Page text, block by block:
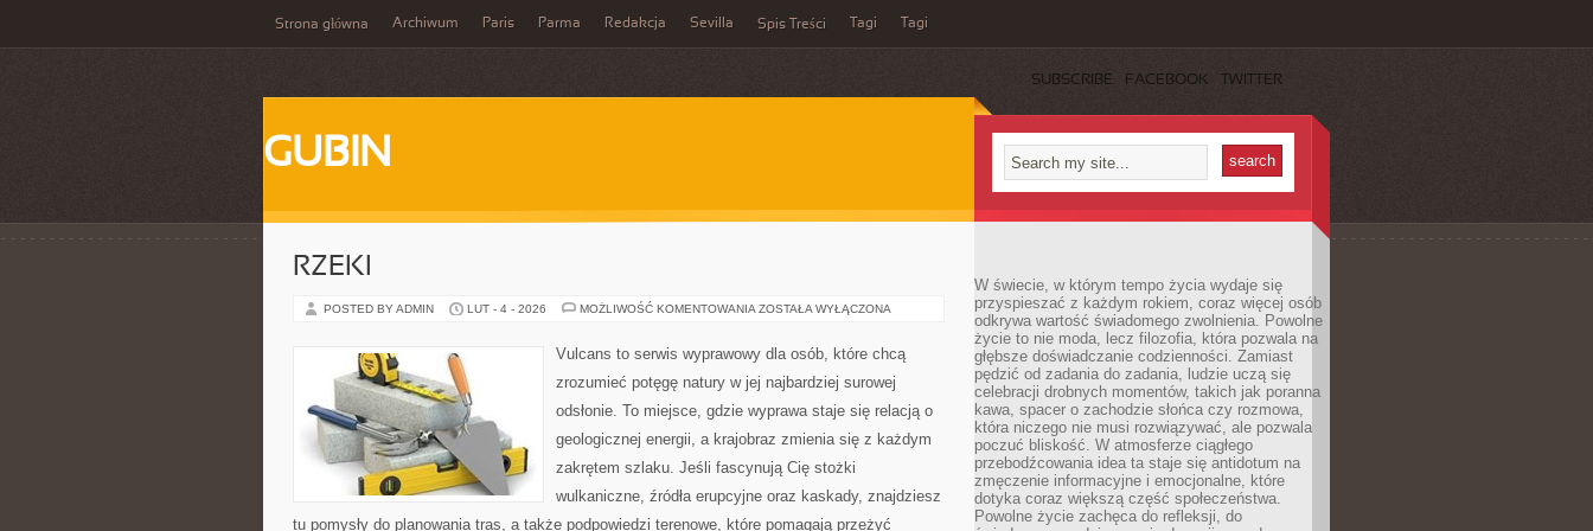
Strona główna Archiwum Paris Parma Redakcja Sevilla Spis Treści Tagi Tagi
SUBSCRIBE FACEBOOK TWITTER
GUBIN
RZEKI
POSTED BY ADMIN LUT - 4 - 2026 MOŻLIWOŚĆ KOMENTOWANIA RZEKI
ZOSTAŁA WYŁĄCZONA
Vulcans to serwis wyprawowy dla osób, które chcą
zrozumieć potęgę natury w jej najbardziej surowej
odsłonie. To miejsce, gdzie wyprawa staje się relacją o
geologicznej energii, a krajobraz zmienia się z każdym
zakrętem szlaku. Jeśli fascynują Cię stożki
wulkaniczne, źródła erupcyjne oraz kaskady, znajdziesz
tu pomysły do planowania tras, a także podpowiedzi terenowe, które pomagają przeżyć
W świecie, w którym tempo życia wydaje się
przyspieszać z każdym rokiem, coraz więcej osób
odkrywa wartość świadomego zwolnienia. Powolne
życie to nie moda, lecz filozofia, która pozwala na
głębsze doświadczanie codzienności. Zamiast
pędzić od zadania do zadania, ludzie uczą się
celebracji drobnych momentów, takich jak poranna
kawa, spacer o zachodzie słońca czy rozmowa,
która niczego nie musi rozwiązywać, ale pozwala
poczuć bliskość. W atmosferze ciągłego
przebodźcowania idea ta staje się antidotum na
zmęczenie informacyjne i emocjonalne, które
dotyka coraz większą część społeczeństwa.
Powolne życie zachęca do refleksji, do